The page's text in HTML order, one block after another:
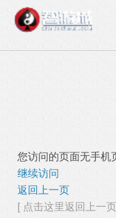
您访问的页面无手机
继续访问
返回上一页
[ 点击这里返回上一